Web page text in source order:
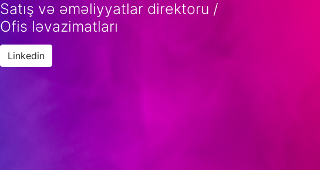
Satış və əməliyyatlar direktoru /
Ofis ləvazimatları
Linkedin